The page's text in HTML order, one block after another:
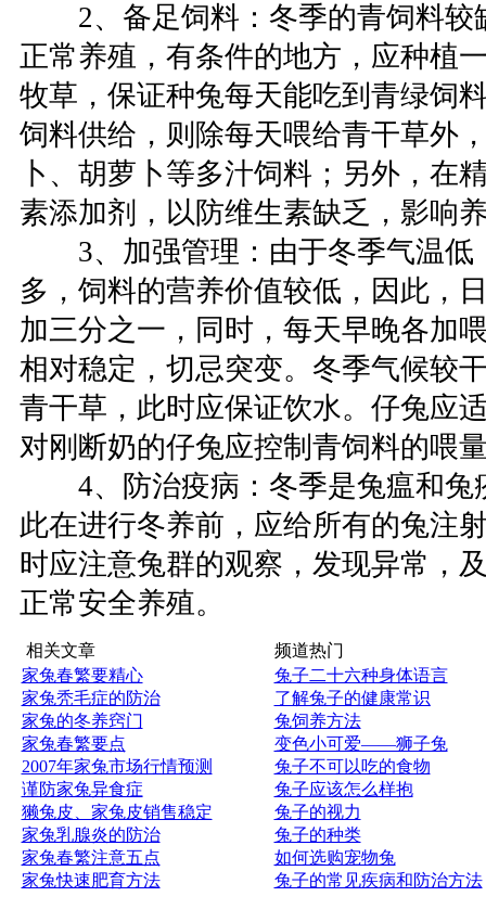
2、备足饲料：冬季的青饲料较
正常养殖，有条件的地方，应种植
牧草，保证种兔每天能吃到青绿饲
饲料供给，则除每天喂给青干草外
卜、胡萝卜等多汁饲料；另外，在
素添加剂，以防维生素缺乏，影响
3、加强管理：由于冬季气温低
多，饲料的营养价值较低，因此，
加三分之一，同时，每天早晚各加
相对稳定，切忌突变。冬季气候较
青干草，此时应保证饮水。仔兔应
对刚断奶的仔兔应控制青饲料的喂
4、防治疫病：冬季是兔瘟和兔
此在进行冬养前，应给所有的兔注
时应注意兔群的观察，发现异常，
正常安全养殖。
相关文章
家兔春繁要精心
家兔秃毛症的防治
家兔的冬养窍门
家兔春繁要点
2007年家兔市场行情预测
谨防家兔异食症
獭兔皮、家兔皮销售稳定
家兔乳腺炎的防治
家兔春繁注意五点
家兔快速肥育方法
频道热门
兔子二十六种身体语言
了解兔子的健康常识
兔饲养方法
变色小可爱——狮子兔
兔子不可以吃的食物
兔子应该怎么样抱
兔子的视力
兔子的种类
如何选购宠物兔
兔子的常见疾病和防治方法